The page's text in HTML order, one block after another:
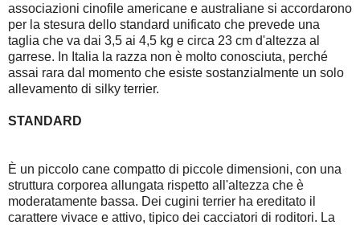
associazioni cinofile americane e australiane si accordarono
per la stesura dello standard unificato che prevede una
taglia che va dai 3,5 ai 4,5 kg e circa 23 cm d'altezza al
garrese. In Italia la razza non è molto conosciuta, perché
assai rara dal momento che esiste sostanzialmente un solo
allevamento di silky terrier.
STANDARD
È un piccolo cane compatto di piccole dimensioni, con una
struttura corporea allungata rispetto all'altezza che è
moderatamente bassa. Dei cugini terrier ha ereditato il
carattere vivace e attivo, tipico dei cacciatori di roditori. La